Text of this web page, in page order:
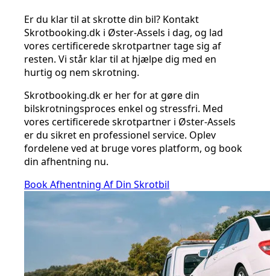
Er du klar til at skrotte din bil? Kontakt
Skrotbooking.dk i Øster-Assels i dag, og lad
vores certificerede skrotpartner tage sig af
resten. Vi står klar til at hjælpe dig med en
hurtig og nem skrotning.
Skrotbooking.dk er her for at gøre din
bilskrotningsproces enkel og stressfri. Med
vores certificerede skrotpartner i Øster-Assels
er du sikret en professionel service. Oplev
fordelene ved at bruge vores platform, og book
din afhentning nu.
Book Afhentning Af Din Skrotbil